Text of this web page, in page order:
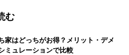
む
家はどっちがお得？メリット・デメ
ミュレーションで比較